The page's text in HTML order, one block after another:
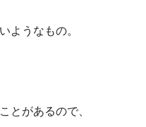
ようなもの。
とがあるので、